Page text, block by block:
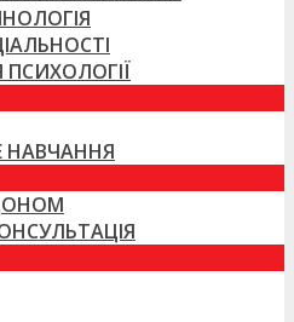
НАВЧАННЯ